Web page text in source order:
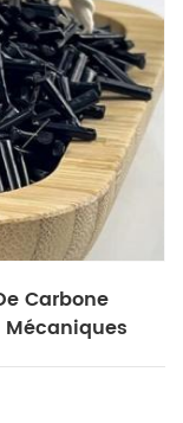
Carbone
Mécaniques